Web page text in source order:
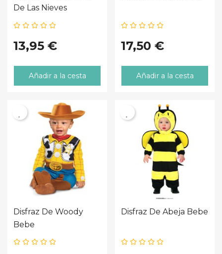
De Las Nieves
13,95 €
Añadir a la cesta
17,50 €
Añadir a la cesta
Disfraz De Woody
Bebe
Disfraz De Abeja Bebe